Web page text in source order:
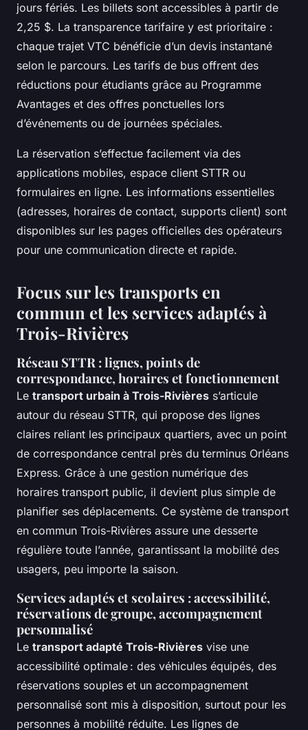
jours fériés. Les billets sont accessibles à partir de
2,25 $. La transparence tarifaire y est prioritaire :
chaque trajet VTC bénéficie d’un devis instantané
selon le parcours. Les tarifs de bus offrent des
réductions pour étudiants grâce au Programme
Avantages et des offres ponctuelles lors
d’événements ou de journées spéciales.
La réservation s’effectue facilement via des
applications mobiles, espace client STTR ou
formulaires en ligne. Les informations essentielles
(adresses, horaires de contact, supports client) sont
disponibles sur les pages officielles des opérateurs
pour une communication directe et rapide.
Focus sur les transports en
commun et les services adaptés à
Trois-Rivières
Réseau STTR : lignes, points de
correspondance, horaires et fonctionnement
Le transport urbain à Trois-Rivières s’articule
autour du réseau STTR, qui propose des lignes
claires reliant les principaux quartiers, avec un point
de correspondance central près du terminus Orléans
Express. Grâce à une gestion numérique des
horaires transport public, il devient plus simple de
planifier ses déplacements. Ce système de transport
en commun Trois-Rivières assure une desserte
régulière toute l’année, garantissant la mobilité des
usagers, peu importe la saison.
Services adaptés et scolaires : accessibilité,
réservations de groupe, accompagnement
personnalisé
Le transport adapté Trois-Rivières vise une
accessibilité optimale : des véhicules équipés, des
réservations souples et un accompagnement
personnalisé sont mis à disposition, surtout pour les
personnes à mobilité réduite. Les lignes de